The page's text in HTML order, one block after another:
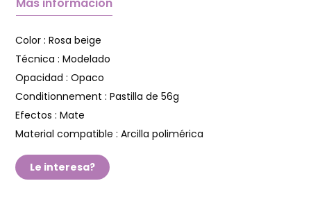
Color : Rosa beige
Técnica : Modelado
Opacidad : Opaco
Conditionnement : Pastilla de 56g
Efectos : Mate
Material compatible : Arcilla polimérica
Le interesa?